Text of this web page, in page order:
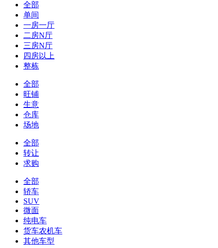
全部
单间
一房一厅
二房N厅
三房N厅
四房以上
整栋
全部
旺铺
生意
仓库
场地
全部
转让
求购
全部
轿车
SUV
微面
纯电车
货车农机车
其他车型